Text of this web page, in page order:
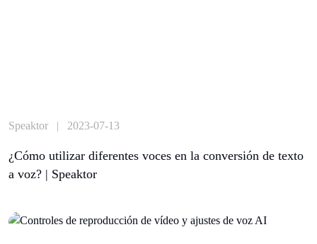
Speaktor | 2023-07-13
¿Cómo utilizar diferentes voces en la conversión de texto
a voz? | Speaktor